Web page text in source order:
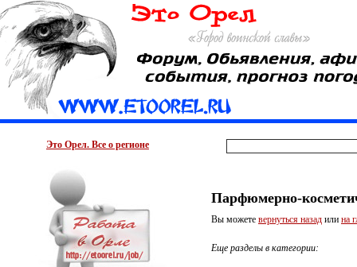
Это Орел. Все о регионе
Парфюмерно-
Вы можете вернуться назад или на
Еще разделы в категории: